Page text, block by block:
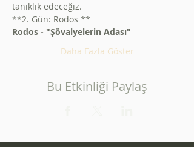
tanıklık edeceğiz.
**2. Gün: Rodos **
Rodos - "Şövalyelerin Adası"
Daha Fazla Göster
Bu Etkinliği Paylaş